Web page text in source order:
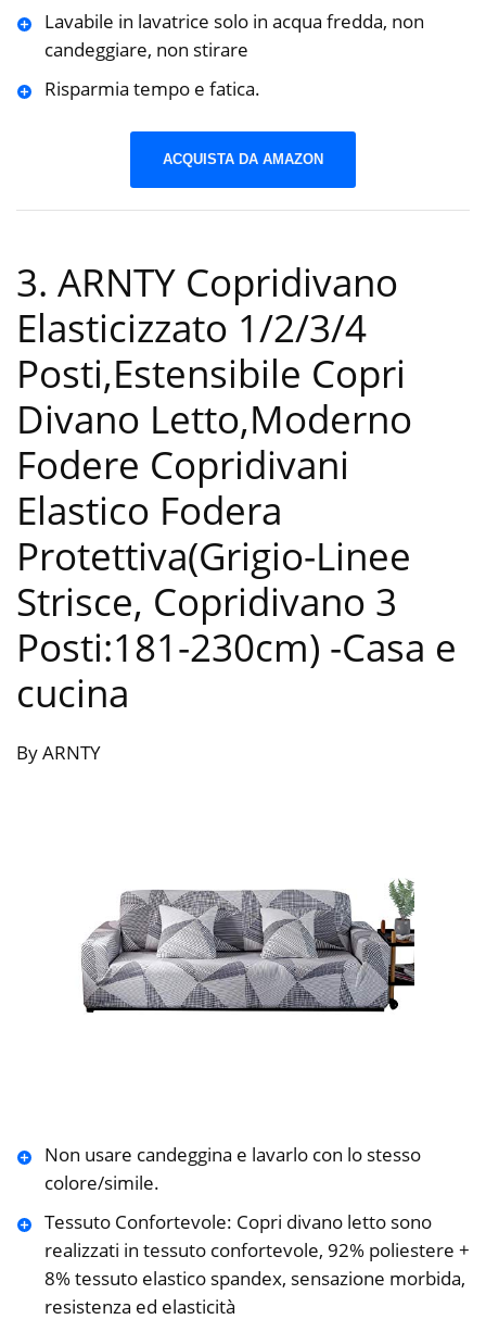
Lavabile in lavatrice solo in acqua fredda, non
candeggiare, non stirare
Risparmia tempo e fatica.
ACQUISTA DA AMAZON
3. ARNTY Copridivano
Elasticizzato 1/2/3/4
Posti,Estensibile Copri
Divano Letto,Moderno
Fodere Copridivani
Elastico Fodera
Protettiva(Grigio-Linee
Strisce, Copridivano 3
Posti:181-230cm) -Casa e
cucina
By ARNTY
Non usare candeggina e lavarlo con lo stesso
colore/simile.
Tessuto Confortevole: Copri divano letto sono
realizzati in tessuto confortevole, 92% poliestere +
8% tessuto elastico spandex, sensazione morbida,
resistenza ed elasticità